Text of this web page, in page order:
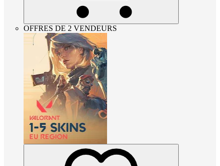
OFFRES DE 2 VENDEURS